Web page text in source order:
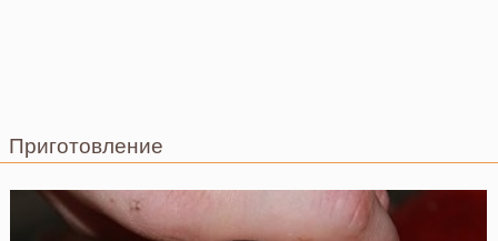
Приготовление